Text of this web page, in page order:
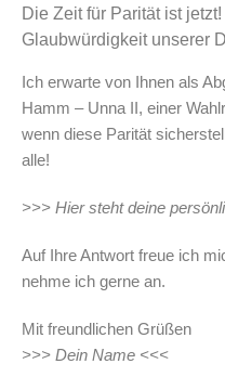
Die Zeit für Parität ist
Glaubwürdigkeit unserer
Ich erwarte von Ihnen als
Hamm – Unna II, einer
wenn diese Parität
alle!
>>> Hier steht deine
Auf Ihre Antwort freue ich
nehme ich gerne an.
Mit freundlichen Grüßen
>>> Dein Name <<<